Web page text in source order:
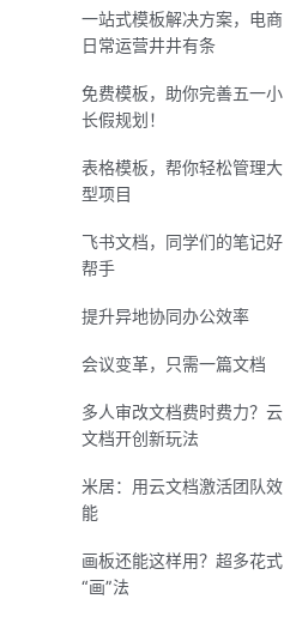
一站式模板解决方案，电商
日常运营井井有条
免费模板，助你完善五一小
长假规划！
表格模板，帮你轻松管理大
型项目
飞书文档，同学们的笔记好
帮手
提升异地协同办公效率
会议变革，只需一篇文档
多人审改文档费时费力？云
文档开创新玩法
米居：用云文档激活团队效
能
画板还能这样用？超多花式
“画”法